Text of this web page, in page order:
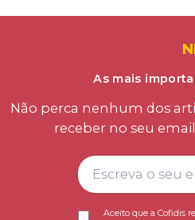
As mais
Não perca nenhum dos
receber no seu
Aceito que a Cofidis